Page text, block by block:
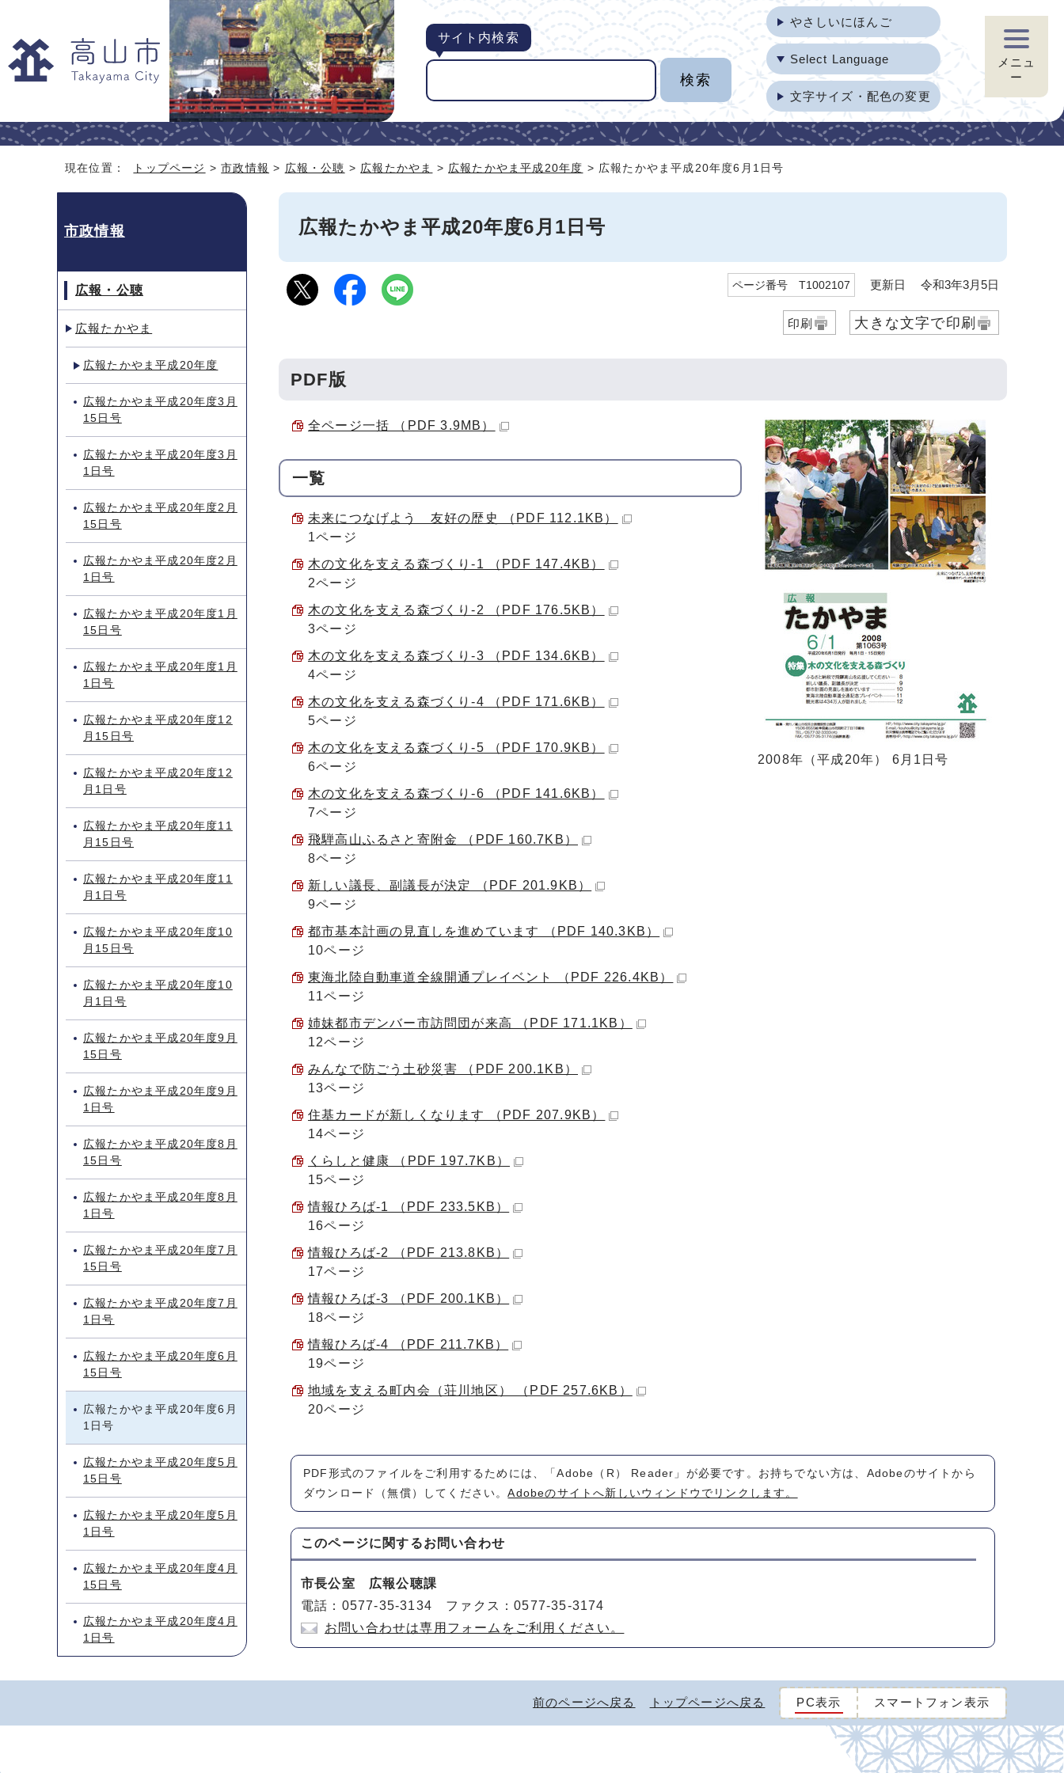
サイト内検索
やさしいにほんご
Select Language
文字サイズ・配色の変更
メニュ
ー
現在位置： トップページ >市政情報 > 広報・公聴 > 広報たかやま > 広報たかやま平成20年度 > 広報たかやま平成20年度6月1日号
広報たかやま平成20年度6月1日号
ページ番号 T1002107 更新日 令和3年3月5日
印刷 大きな文字で印刷
PDF版
全ページ一括 （PDF 3.9MB）
一覧
未来につなげよう 友好の歴史 （PDF 112.1KB）
1ページ
木の文化を支える森づくり-1 （PDF 147.4KB）
2ページ
木の文化を支える森づくり-2 （PDF 176.5KB）
3ページ
木の文化を支える森づくり-3 （PDF 134.6KB）
4ページ
木の文化を支える森づくり-4 （PDF 171.6KB）
5ページ
木の文化を支える森づくり-5 （PDF 170.9KB）
6ページ
木の文化を支える森づくり-6 （PDF 141.6KB）
7ページ
飛騨高山ふるさと寄附金 （PDF 160.7KB）
8ページ
新しい議長、副議長が決定 （PDF 201.9KB）
9ページ
都市基本計画の見直しを進めています （PDF 140.3KB）
10ページ
東海北陸自動車道全線開通プレイベント （PDF 226.4KB）
11ページ
姉妹都市デンバー市訪問団が来高 （PDF 171.1KB）
12ページ
みんなで防ごう土砂災害 （PDF 200.1KB）
13ページ
住基カードが新しくなります （PDF 207.9KB）
14ページ
くらしと健康 （PDF 197.7KB）
15ページ
情報ひろば-1 （PDF 233.5KB）
16ページ
情報ひろば-2 （PDF 213.8KB）
17ページ
情報ひろば-3 （PDF 200.1KB）
18ページ
情報ひろば-4 （PDF 211.7KB）
19ページ
地域を支える町内会（荘川地区） （PDF 257.6KB）
20ページ
2008年（平成20年） 6月1日号
PDF形式のファイルをご利用するためには、「Adobe（R） Reader」が必要です。お持ちでない方は、Adobeのサイトから
ダウンロード（無償）してください。Adobeのサイトへ新しいウィンドウでリンクします。
このページに関するお問い合わせ
市長公室 広報公聴課
電話：0577-35-3134 ファクス：0577-35-3174
お問い合わせは専用フォームをご利用ください。
市政情報
広報・公聴
広報たかやま
広報たかやま平成20年度
広報たかやま平成20年度3月
15日号
広報たかやま平成20年度3月
1日号
広報たかやま平成20年度2月
15日号
広報たかやま平成20年度2月
1日号
広報たかやま平成20年度1月
15日号
広報たかやま平成20年度1月
1日号
広報たかやま平成20年度12
月15日号
広報たかやま平成20年度12
月1日号
広報たかやま平成20年度11
月15日号
広報たかやま平成20年度11
月1日号
広報たかやま平成20年度10
月15日号
広報たかやま平成20年度10
月1日号
広報たかやま平成20年度9月
15日号
広報たかやま平成20年度9月
1日号
広報たかやま平成20年度8月
15日号
広報たかやま平成20年度8月
1日号
広報たかやま平成20年度7月
15日号
広報たかやま平成20年度7月
1日号
広報たかやま平成20年度6月
15日号
広報たかやま平成20年度6月
1日号
広報たかやま平成20年度5月
15日号
広報たかやま平成20年度5月
1日号
広報たかやま平成20年度4月
15日号
広報たかやま平成20年度4月
1日号
前のページへ戻る トップページへ戻る PC表示 スマートフォン表示